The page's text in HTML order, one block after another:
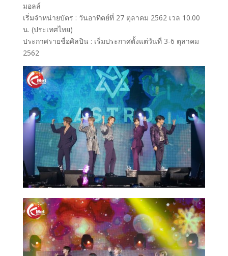
มอลล์
เริ่มจำหน่ายบัตร : วันอาทิตย์ที่ 27 ตุลาคม 2562 เวล 10.00
น. (ประเทศไทย)
ประกาศรายชื่อศิลปิน : เริ่มประกาศตั้งแต่วันที่ 3-6 ตุลาคม
2562